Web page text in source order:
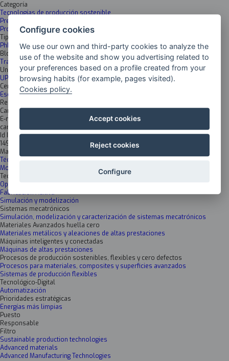
Categoría
Tecnologías de producción sostenible
Pre-producción (Diseño Producto-Proceso)
Producción
Tipología
PhD Programme
Bloques
Training
Universidad
UPV/EHU
Centro
Escuela Técnica Superior de Ingeniería de Bilbao
Responsable
Carlos Angulo Duque
E-mail
carlos.angulo@ehu.eus
Id Inkesta
1498
Materiales avanzados
Técnicas de caracterización y análisis
Modelización/simulación avanzadas
Tecnologías Fabricación Avanzada
Optimización de procesos de fabricación y reciclaje
Fabricación Aditiva
Simulación y modelización
Sistemas mecatrónicos
Simulación, modelización y caracterización de sistemas mecatrónicos
Materiales Avanzados huella cero
Materiales metálicos y aleaciones de altas prestaciones
Máquinas inteligentes y conectadas
Máquinas de altas prestaciones
Procesos de producción sostenibles, flexibles y cero defectos
Procesos para materiales, composites y superficies avanzados
Sistemas de producción flexibles
Tecnológico-Digital
Automatización
Prioridades estratégicas
Energías más limpias
Puesto
Responsable
Filtro
Sustainable production technologies
Advanced materials
Advanced Manufacturing Technologies
Configure cookies
We use our own and third-party cookies to analyze the
use of the website and show you advertising related to
your preferences based on a profile created from your
browsing habits (for example, pages visited).
Cookies policy.
Accept cookies
Reject cookies
Configure